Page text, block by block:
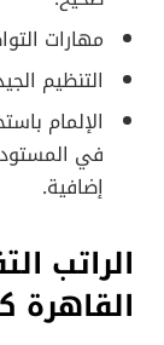
مهارات
التنظيم
الإلمام
في
إضافية.
الراتب